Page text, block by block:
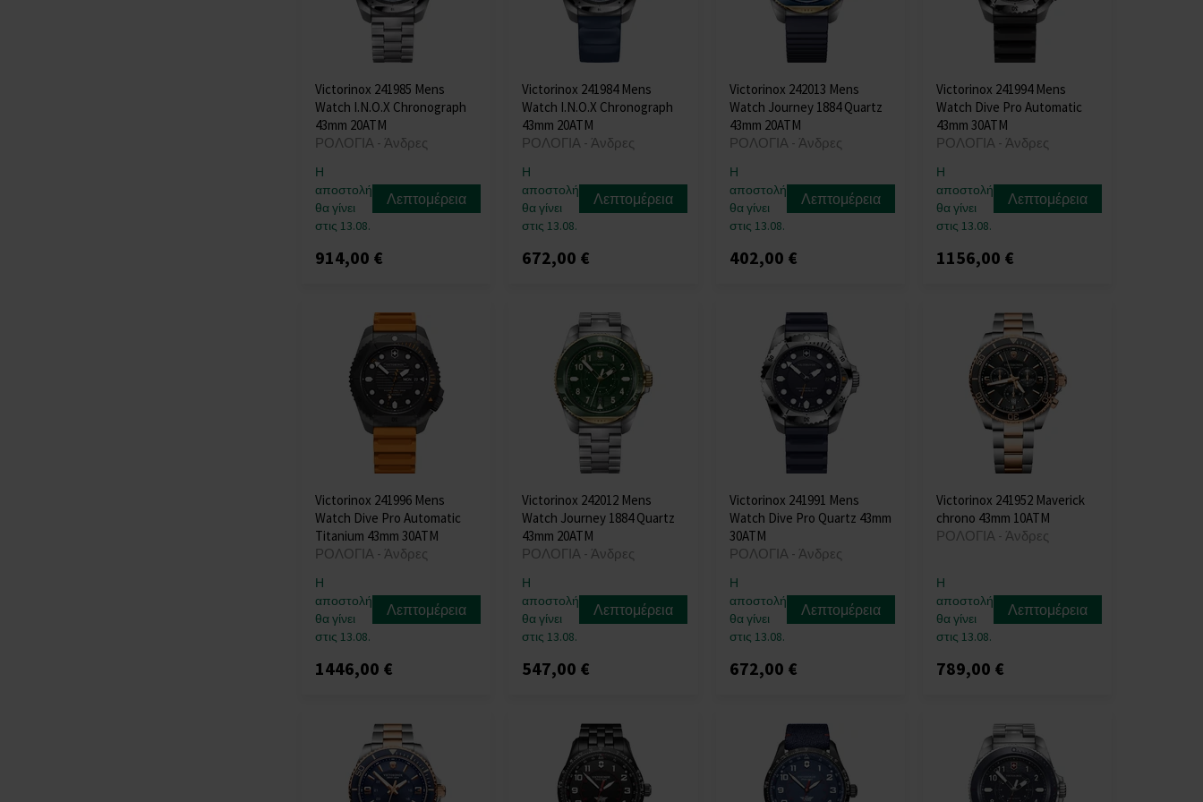
Victorinox 241985 Mens
Watch I.N.O.X Chronograph
43mm 20ATM
ΡΟΛΟΓΙΑ - Άνδρες
Η
αποστολή
θα γίνει
στις 13.08.
Λεπτομέρεια
914,00 €
Victorinox 241984 Mens
Watch I.N.O.X Chronograph
43mm 20ATM
ΡΟΛΟΓΙΑ - Άνδρες
Η
αποστολή
θα γίνει
στις 13.08.
Λεπτομέρεια
672,00 €
Victorinox 242013 Mens
Watch Journey 1884 Quartz
43mm 20ATM
ΡΟΛΟΓΙΑ - Άνδρες
Η
αποστολή
θα γίνει
στις 13.08.
Λεπτομέρεια
402,00 €
Victorinox 241994 Mens
Watch Dive Pro Automatic
43mm 30ATM
ΡΟΛΟΓΙΑ - Άνδρες
Η
αποστολή
θα γίνει
στις 13.08.
Λεπτομέρεια
1156,00 €
Victorinox 241996 Mens
Watch Dive Pro Automatic
Titanium 43mm 30ATM
ΡΟΛΟΓΙΑ - Άνδρες
Η
αποστολή
θα γίνει
στις 13.08.
Λεπτομέρεια
1446,00 €
Victorinox 242012 Mens
Watch Journey 1884 Quartz
43mm 20ATM
ΡΟΛΟΓΙΑ - Άνδρες
Η
αποστολή
θα γίνει
στις 13.08.
Λεπτομέρεια
547,00 €
Victorinox 241991 Mens
Watch Dive Pro Quartz 43mm
30ATM
ΡΟΛΟΓΙΑ - Άνδρες
Η
αποστολή
θα γίνει
στις 13.08.
Λεπτομέρεια
672,00 €
Victorinox 241952 Maverick
chrono 43mm 10ATM
ΡΟΛΟΓΙΑ - Άνδρες
Η
αποστολή
θα γίνει
στις 13.08.
Λεπτομέρεια
789,00 €